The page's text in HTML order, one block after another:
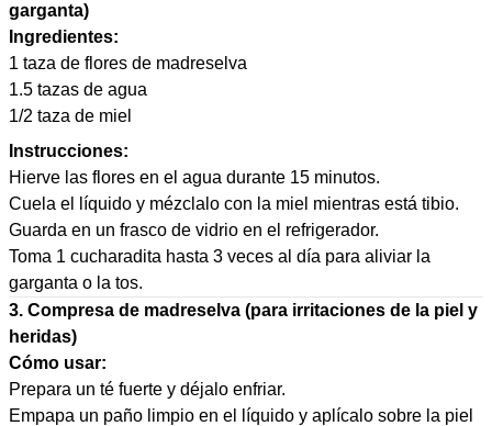
garganta)
Ingredientes:
1 taza de flores de madreselva
1.5 tazas de agua
1/2 taza de miel
Instrucciones:
Hierve las flores en el agua durante 15 minutos.
Cuela el líquido y mézclalo con la miel mientras está tibio.
Guarda en un frasco de vidrio en el refrigerador.
Toma 1 cucharadita hasta 3 veces al día para aliviar la
garganta o la tos.
3. Compresa de madreselva (para irritaciones de la piel y
heridas)
Cómo usar:
Prepara un té fuerte y déjalo enfriar.
Empapa un paño limpio en el líquido y aplícalo sobre la piel